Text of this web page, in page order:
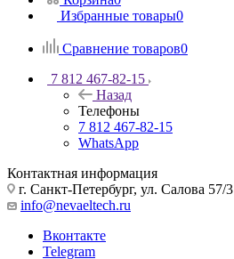
Избранные товары0
Сравнение товаров0
7 812 467-82-15
Назад
Телефоны
7 812 467-82-15
WhatsApp
Контактная информация
г. Санкт-Петербург, ул. Салова 57/3
info@nevaeltech.ru
Вконтакте
Telegram